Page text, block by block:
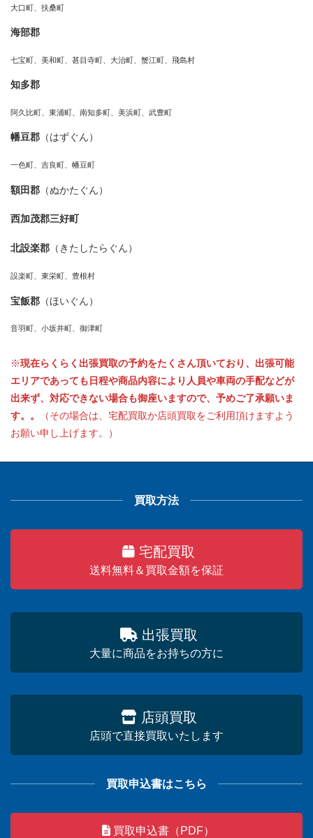
大口町、扶桑町
海部郡
七宝町、美和町、甚目寺町、大治町、蟹江町、飛島村
知多郡
阿久比町、東浦町、南知多町、美浜町、武豊町
幡豆郡 （はずぐん）
一色町、吉良町、幡豆町
額田郡 （ぬかたぐん）
西加茂郡三好町
北設楽郡 （きたしたらぐん）
設楽町、東栄町、豊根村
宝飯郡 （ほいぐん）
音羽町、小坂井町、御津町
※現在らくらく出張買取の予約をたくさん頂いており、出張可能
エリアであっても日程や商品内容により人員や車両の手配などが
出来ず、対応できない場合も御座いますので、予めご了承願いま
す。。
（その場合は、宅配買取か店頭買取をご利用頂けますよう
お願い申し上げます。）
買取方法
宅配買取
送料無料＆買取金額を保証
出張買取
大量に商品をお持ちの方に
店頭買取
店頭で直接買取いたします
買取申込書はこちら
買取申込書（PDF）